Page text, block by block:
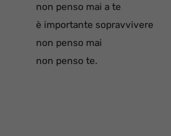
non penso mai a te
è importante sopravvivere
non penso mai
non penso te.